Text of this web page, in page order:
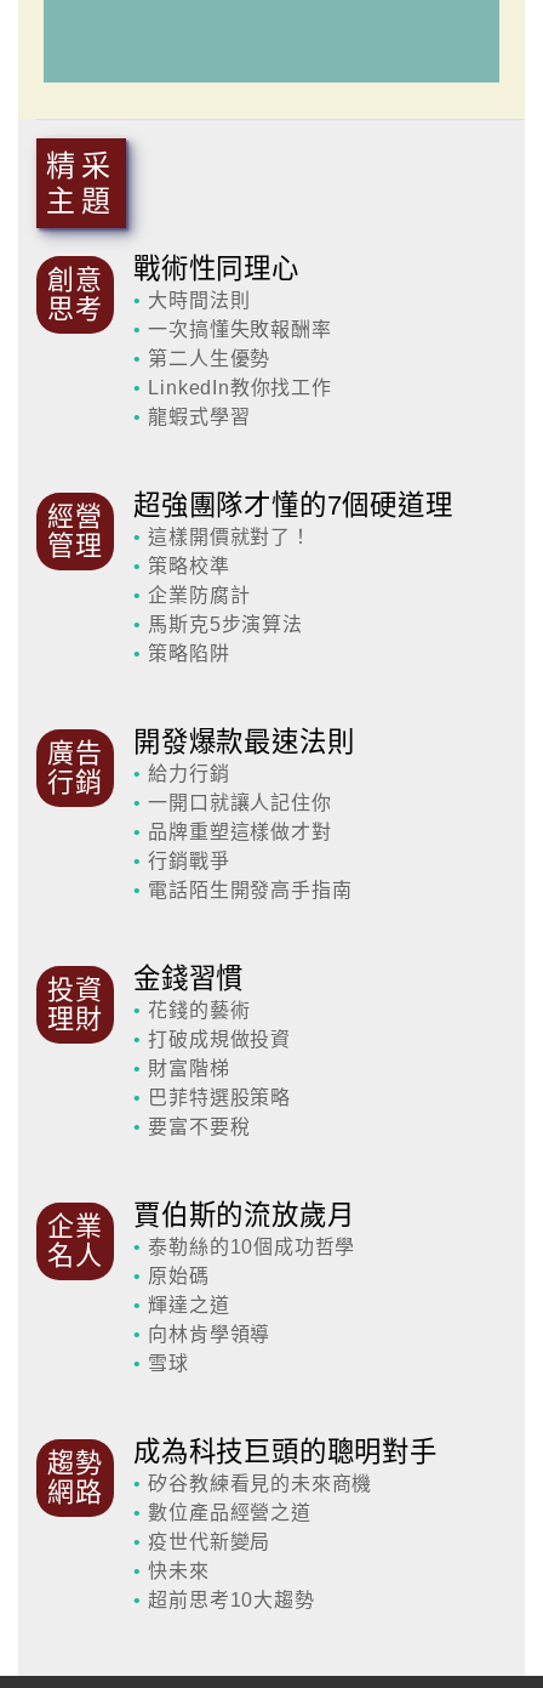
精采
主題
創意
思考
戰術性同理心
• 大時間法則
•一次搞懂失敗報酬率
• 第二人生優勢
• LinkedIn教你找工作
•龍蝦式學習
經營
管理
超強團隊才懂的7個硬道理
•這樣開價就對了！
• 策略校準
•企業防腐計
• 馬斯克5步演算法
• 策略陷阱
廣告
行銷
開發爆款最速法則
•給力行銷
•一開口就讓人記住你
• 品牌重塑這樣做才對
•行銷戰爭
• 電話陌生開發高手指南
投資
理財
金錢習慣
• 花錢的藝術
•打破成規做投資
• 財富階梯
• 巴菲特選股策略
• 要富不要稅
企業
名人
賈伯斯的流放歲月
•泰勒絲的10個成功哲學
• 原始碼
•輝達之道
• 向林肯學領導
• 雪球
趨勢
網路
成為科技巨頭的聰明對手
•矽谷教練看見的未來商機
•數位產品經營之道
•疫世代新變局
•快未來
• 超前思考10大趨勢